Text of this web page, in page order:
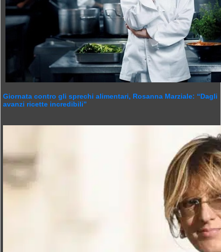
Giornata contro gli sprechi alimentari, Rosanna Marziale: “Dagli
avanzi ricette incredibili”